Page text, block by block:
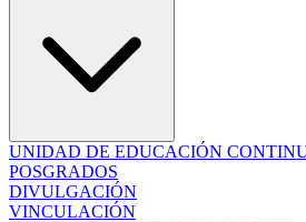
UNIDAD DE EDUCACIÓN
POSGRADOS
DIVULGACIÓN
VINCULACIÓN